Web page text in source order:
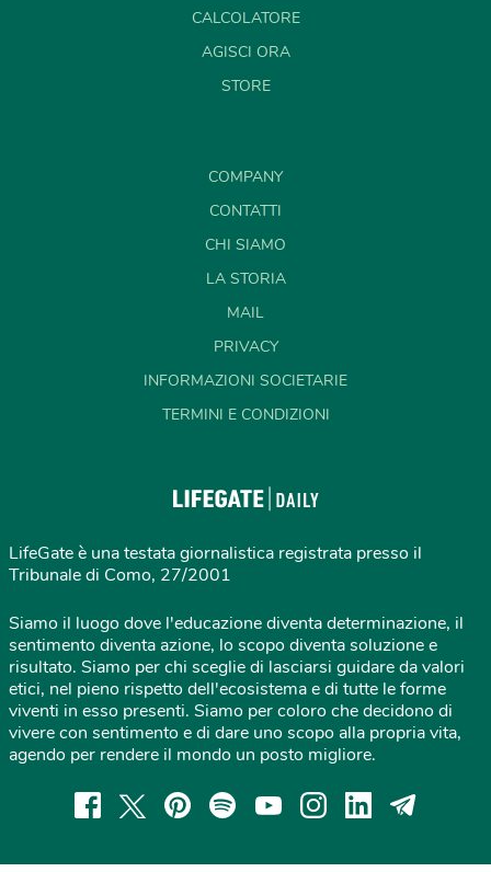
CALCOLATORE
AGISCI ORA
STORE
COMPANY
CONTATTI
CHI SIAMO
LA STORIA
MAIL
PRIVACY
INFORMAZIONI SOCIETARIE
TERMINI E CONDIZIONI
LifeGate è una testata giornalistica registrata presso il
Tribunale di Como, 27/2001
Siamo il luogo dove l'educazione diventa determinazione, il
sentimento diventa azione, lo scopo diventa soluzione e
risultato. Siamo per chi sceglie di lasciarsi guidare da valori
etici, nel pieno rispetto dell'ecosistema e di tutte le forme
viventi in esso presenti. Siamo per coloro che decidono di
vivere con sentimento e di dare uno scopo alla propria vita,
agendo per rendere il mondo un posto migliore.